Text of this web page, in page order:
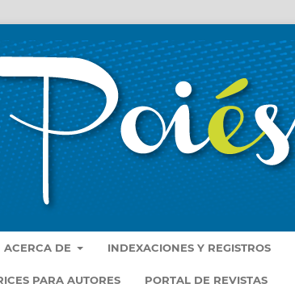
ACERCA DE INDEXACIONES Y REGISTROS
PARA AUTORES PORTAL DE REVISTAS